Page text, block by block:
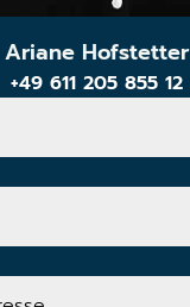
Ariane Hofstetter
+49 611 205 855 12